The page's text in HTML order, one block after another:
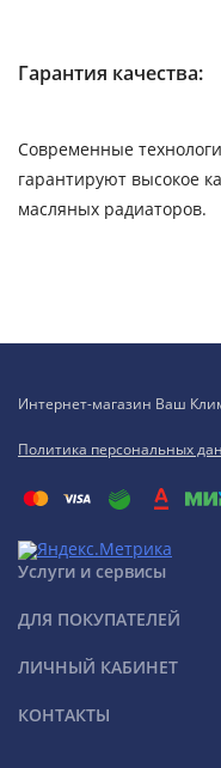
Гарантия качества:
Современные
гарантируют высокое
масляных радиаторов.
Интернет-магазин Ваш
Политика персональных
Услуги и сервисы
ДЛЯ ПОКУПАТЕЛЕЙ
ЛИЧНЫЙ КАБИНЕТ
КОНТАКТЫ